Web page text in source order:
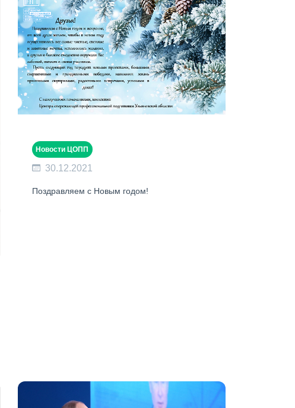
Новости ЦОПП
30.12.2021
Поздравляем с Новым годом!